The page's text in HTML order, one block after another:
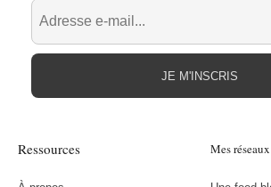
Ressources Mes réseaux
JE M'INSCRIS